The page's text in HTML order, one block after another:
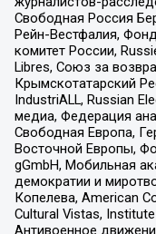
Свободная Россия
Рейн-Вестфалия,
комитет России,
Libres, Союз за
Крымскотатарский
IndustriALL, Russian
медиа, Федерация
Свободная Европа,
Восточной Европы,
gGmbH, Мобильная
демократии и
Копелева, American
Cultural Vistas,
Антивоенное